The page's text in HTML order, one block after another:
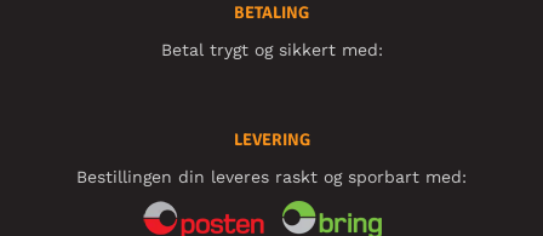
BETALING
Betal trygt og sikkert med:
LEVERING
Bestillingen din leveres raskt og sporbart med: